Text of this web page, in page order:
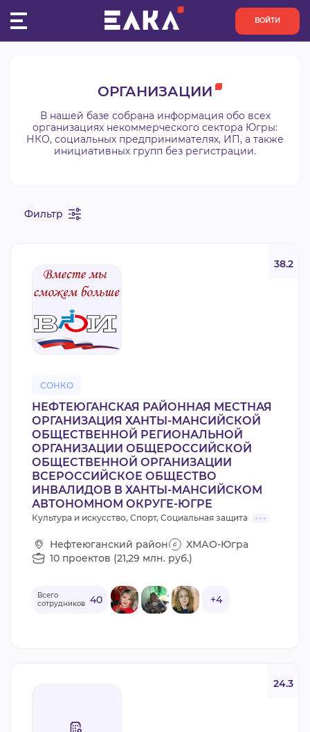
ВОЙТИ
КОНКУРСЫ
ОРГАНИЗАЦИИ
ПРОЕКТЫ
БАЗА ЗНАНИЙ
ВИДЕОКУРСЫ
ОРГАНИЗАЦИИ
В нашей базе собрана информация обо всех
организациях некоммерческого сектора Югры:
НКО, социальных предпринимателях, ИП, а также
инициативных групп без регистрации.
Фильтр
СОНКО
38.2
НЕФТЕЮГАНСКАЯ РАЙОННАЯ МЕСТНАЯ
ОРГАНИЗАЦИЯ ХАНТЫ-МАНСИЙСКОЙ
ОБЩЕСТВЕННОЙ РЕГИОНАЛЬНОЙ
ОРГАНИЗАЦИИ ОБЩЕРОССИЙСКОЙ
ОБЩЕСТВЕННОЙ ОРГАНИЗАЦИИ
ВСЕРОССИЙСКОЕ ОБЩЕСТВО
ИНВАЛИДОВ В ХАНТЫ-МАНСИЙСКОМ
АВТОНОМНОМ ОКРУГЕ-ЮГРЕ
Культура и искусство, Спорт, Социальная защита
Нефтеюганский район
ХМАО-Югра
10 проектов (21,29 млн. руб.)
Всего
сотрудников 40 +4
24.3